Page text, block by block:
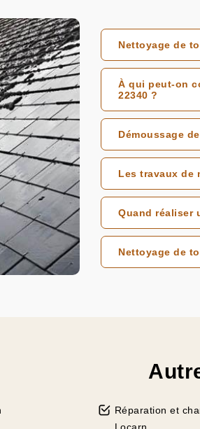
Nettoyage de
À qui peut-on
22340 ?
Démoussage
Les travaux de
Quand réaliser
Nettoyage de
Réparation et